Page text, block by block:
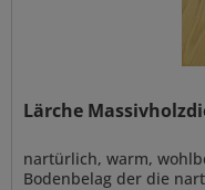
Lärche
nartürlich, warm,
Bodenbelag der die